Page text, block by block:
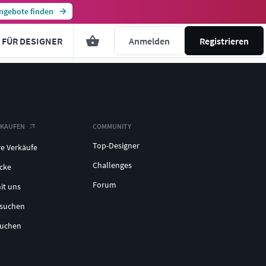
finden
FÜR DESIGNER Anmelden Registrieren
Verkäufe
uns
COMMUNITY
Top-Designer
Challenges
Forum